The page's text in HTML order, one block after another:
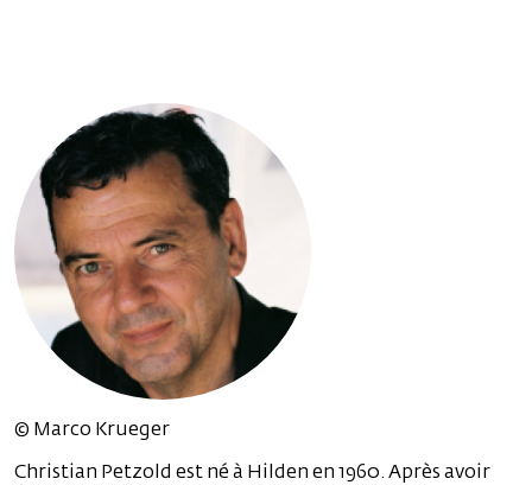
© Marco Krueger
Christian Petzold est né à Hilden en 1960. Après avoir